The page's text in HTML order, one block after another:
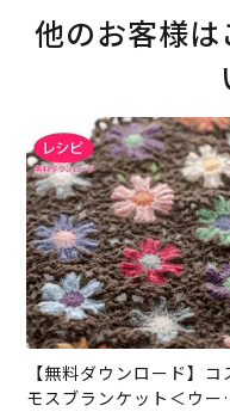
他のお客様
【無料ダウンロード】コ
モスブランケット＜ウー